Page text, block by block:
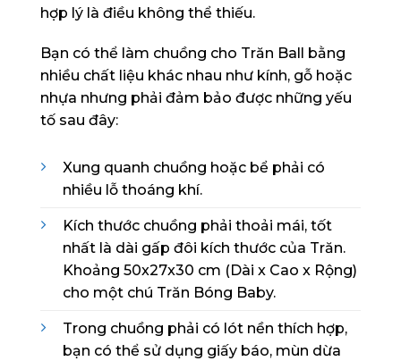
hợp lý là điều không thể thiếu.
Bạn có thể làm chuồng cho Trăn Ball bằng
nhiều chất liệu khác nhau như kính, gỗ hoặc
nhựa nhưng phải đảm bảo được những yếu
tố sau đây:
Xung quanh chuồng hoặc bể phải có
nhiều lỗ thoáng khí.
Kích thước chuồng phải thoải mái, tốt
nhất là dài gấp đôi kích thước của Trăn.
Khoảng 50x27x30 cm (Dài x Cao x Rộng)
cho một chú Trăn Bóng Baby.
Trong chuồng phải có lót nền thích hợp,
bạn có thể sử dụng giấy báo, mùn dừa